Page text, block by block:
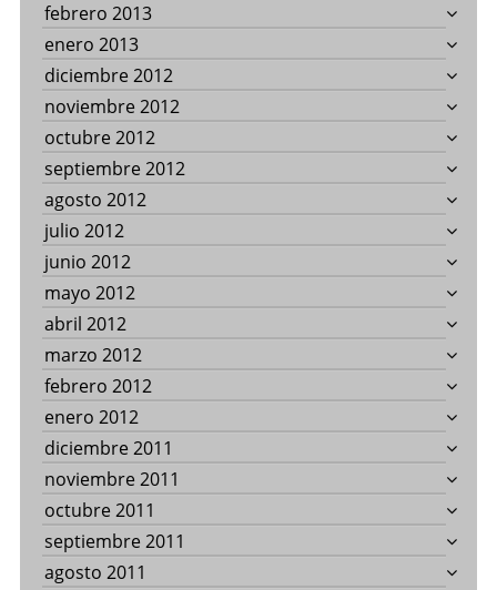
febrero 2013
enero 2013
diciembre 2012
noviembre 2012
octubre 2012
septiembre 2012
agosto 2012
julio 2012
junio 2012
mayo 2012
abril 2012
marzo 2012
febrero 2012
enero 2012
diciembre 2011
noviembre 2011
octubre 2011
septiembre 2011
agosto 2011